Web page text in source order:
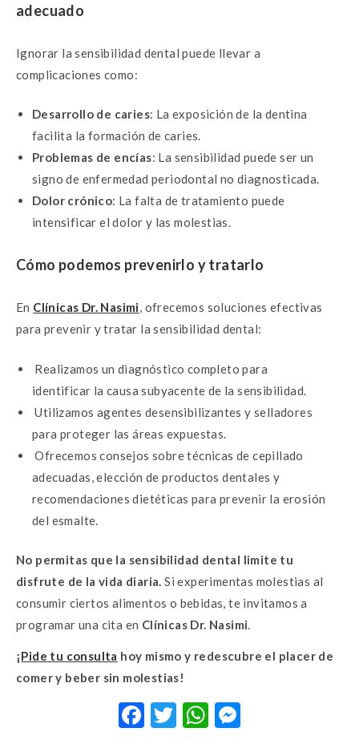
adecuado
Ignorar la sensibilidad dental puede llevar a
complicaciones como:
Desarrollo de caries: La exposición de la dentina
facilita la formación de caries.
Problemas de encías: La sensibilidad puede ser un
signo de enfermedad periodontal no diagnosticada.
Dolor crónico: La falta de tratamiento puede
intensificar el dolor y las molestias.
Cómo podemos prevenirlo y tratarlo
En Clínicas Dr. Nasimi, ofrecemos soluciones efectivas
para prevenir y tratar la sensibilidad dental:
Realizamos un diagnóstico completo para
identificar la causa subyacente de la sensibilidad.
Utilizamos agentes desensibilizantes y selladores
para proteger las áreas expuestas.
Ofrecemos consejos sobre técnicas de cepillado
adecuadas, elección de productos dentales y
recomendaciones dietéticas para prevenir la erosión
del esmalte.
No permitas que la sensibilidad dental limite tu
disfrute de la vida diaria. Si experimentas molestias al
consumir ciertos alimentos o bebidas, te invitamos a
programar una cita en Clínicas Dr. Nasimi.
¡Pide tu consulta hoy mismo y redescubre el placer de
comer y beber sin molestias!
F T W